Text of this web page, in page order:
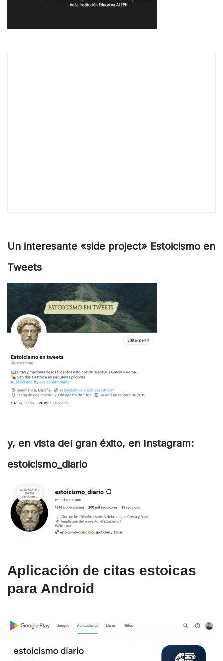
Un interesante «side project» Estoicismo en
Tweets
y, en vista del gran éxito, en Instagram:
estoicismo_diario
Aplicación de citas estoicas
para Android